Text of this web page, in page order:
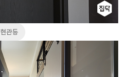
현관등